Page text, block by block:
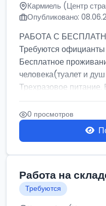
Кармиель (Центр
Опубликовано:
РАБОТА С
Требуются официанты
Бесплатное
человека(туалет и
Трехразовое питание.
0 просмотров
Работа на
Требуются